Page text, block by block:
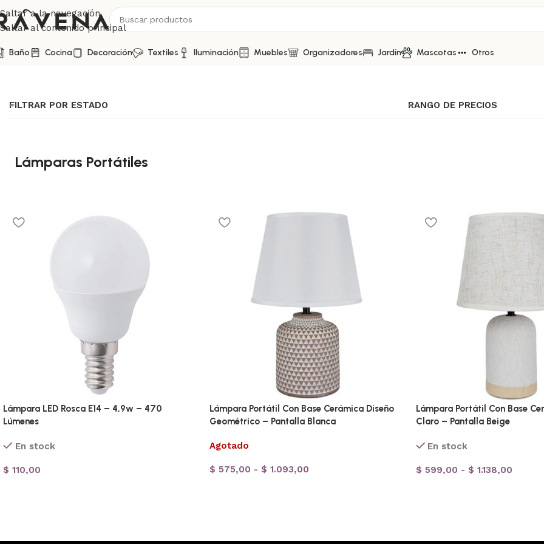
Saltar a la navegación
Saltar al contenido principal
Baño Cocina Decoración Textiles Iluminación Muebles Organizadores Jardín Mascotas Otros
Inicio Iluminación/ Lámparas Portátiles
FILTRAR POR ESTADO RANGO DE PRECIOS
Lámparas Portátiles
Lámpara LED Rosca E14 – 4,9w – 470
Lúmenes
En stock
$ 110,00
Lámpara Portátil Con Base Cerámica Diseño
Geométrico – Pantalla Blanca
Agotado
$ 575,00 - $ 1.093,00
Lámpara Portátil Con Base
Claro – Pantalla Beige
En stock
$ 599,00 - $ 1.138,00